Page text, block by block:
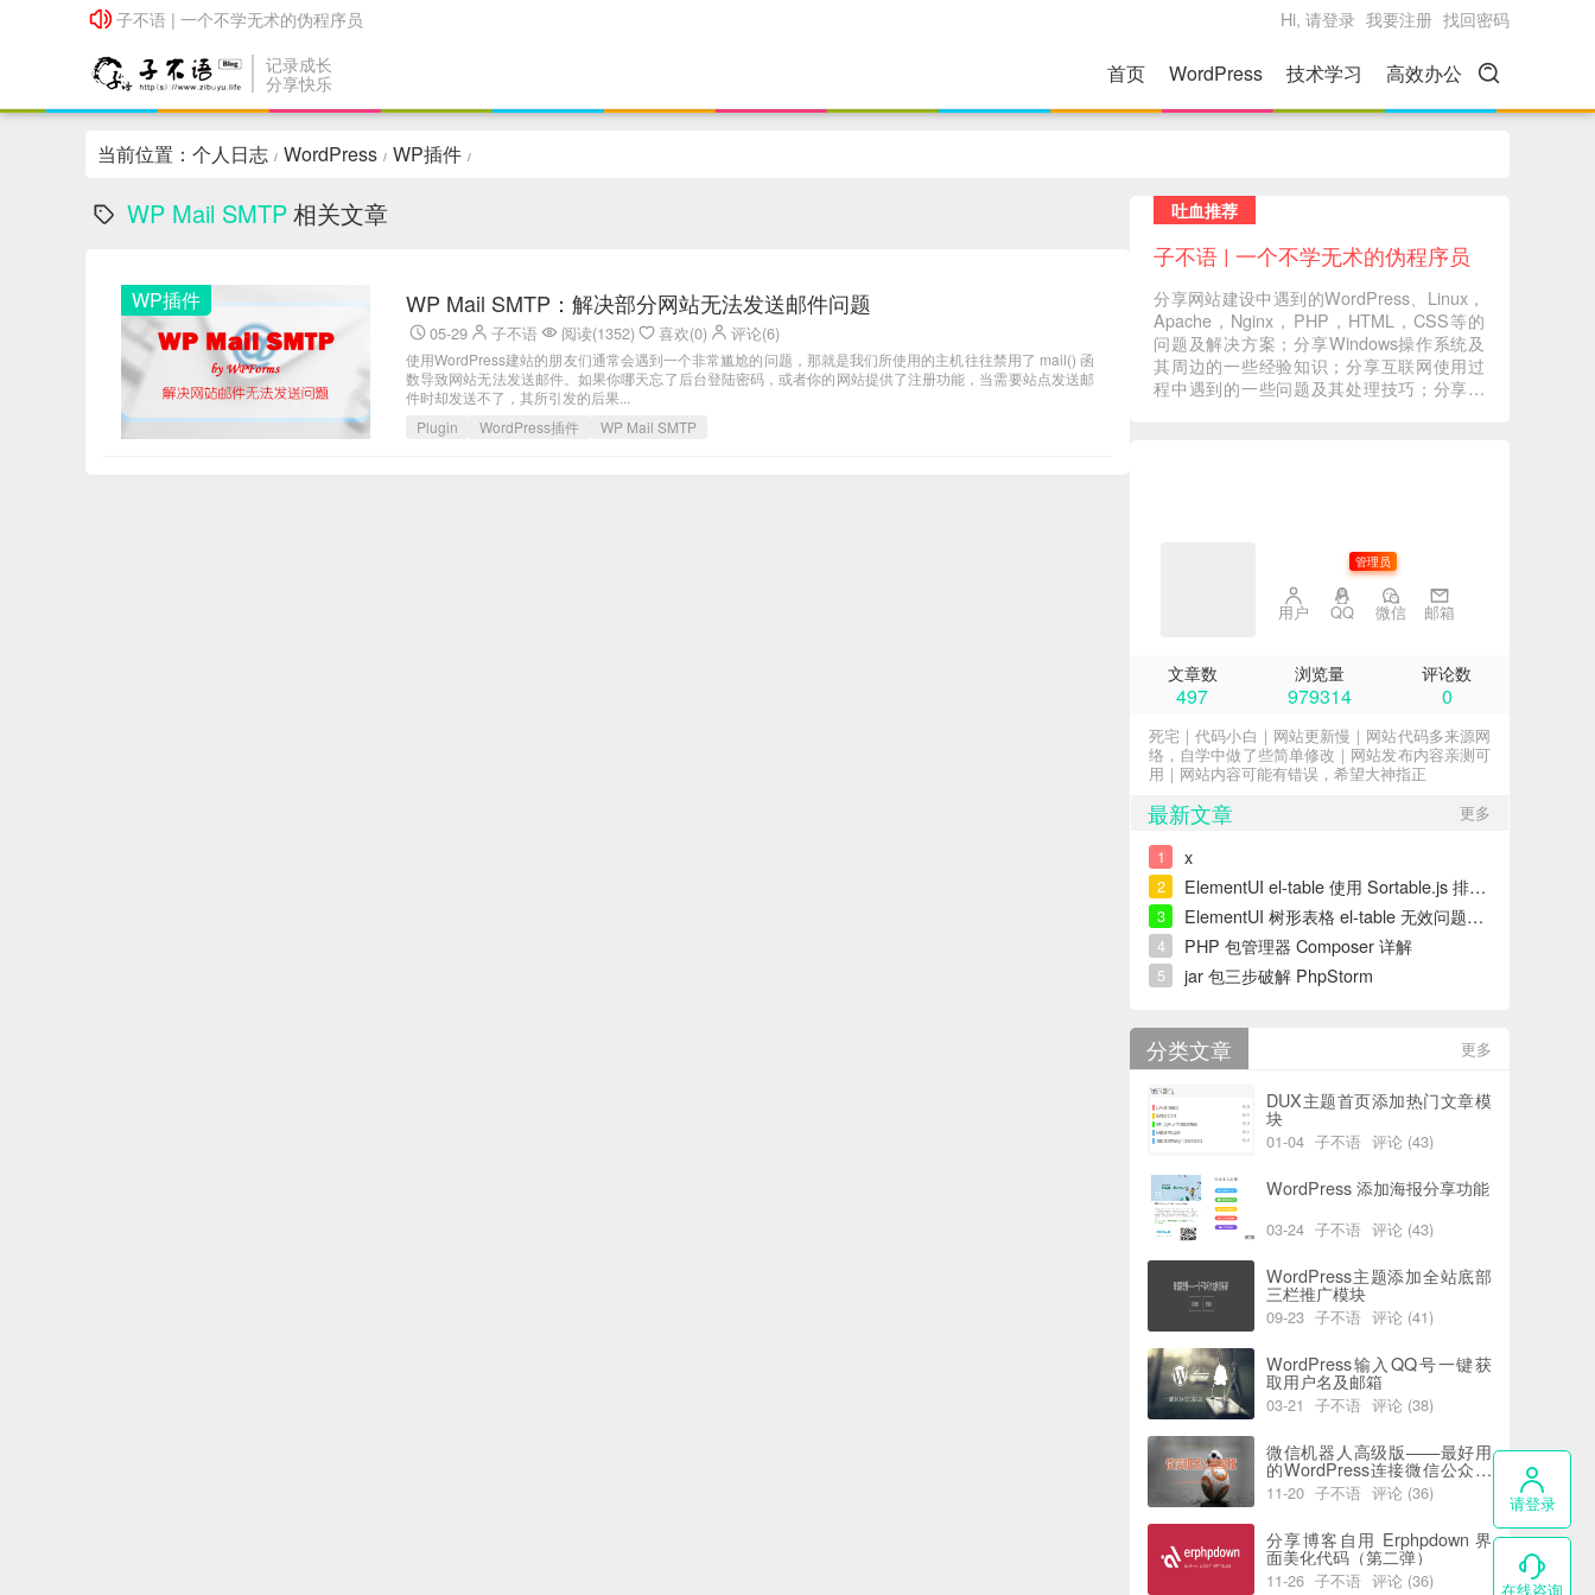
子不语 | 一个不学无术的伪程序员
Hi, 请登录 我要注册 找回密码
记录成长
分享快乐 首页 WordPress 技术学习 高效办公
当前位置： 个人日志 / WordPress / WP插件 /
WP Mail SMTP相关文章
WP插件 WP Mail SMTP：解决部分网站无法发送邮件问题
05-29 子不语 阅读(1352) 喜欢(0) 评论(6)
使用WordPress建站的朋友们通常会遇到一个非常尴尬的问题，那就是我们所使用的主机往往禁用了 mail() 函
数导致网站无法发送邮件。如果你哪天忘了后台登陆密码，或者你的网站提供了注册功能，当需要站点发送邮
件时却发送不了，其所引发的后果...
Plugin
WordPress插件 WP Mail SMTP
吐血推荐
子不语 | 一个不学无术的伪程序员
分享网站建设中遇到的WordPress、Linux，
Apache，Nginx，PHP，HTML，CSS等的
问题及解决方案；分享Windows操作系统及
其周边的一些经验知识；分享互联网使用过
程中遇到的一些问题及其处理技巧；分享一
管理员
用户 QQ 微信 邮箱
文章数
497
浏览量
979314
评论数
0
死宅｜代码小白｜网站更新慢｜网站代码多来源网
络，自学中做了些简单修改｜网站发布内容亲测可
用｜网站内容可能有错误，希望大神指正
更多
最新文章
1 x
2 ElementUI el-table 使用 Sortable.js 排序错误解决
3 ElementUI 树形表格 el-table 无效问题解决
4 PHP 包管理器 Composer 详解
5 jar 包三步破解 PhpStorm
更多
分类文章
DUX主题首页添加热门文章模
块
01-04 子不语 评论 (43)
WordPress 添加海报分享功能
03-24 子不语 评论 (43)
WordPress主题添加全站底部
三栏推广模块
09-23 子不语 评论 (41)
WordPress输入QQ号一键获
取用户名及邮箱
03-21 子不语 评论 (38)
微信机器人高级版——最好用
的WordPress连接微信公众号
插件
11-20 子不语 评论 (36)
分享博客自用 Erphpdown 界
面美化代码（第二弹）
11-26 子不语 评论 (36)
请登录
在线咨询